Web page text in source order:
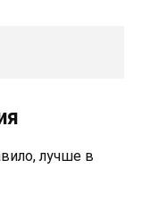
лучше в